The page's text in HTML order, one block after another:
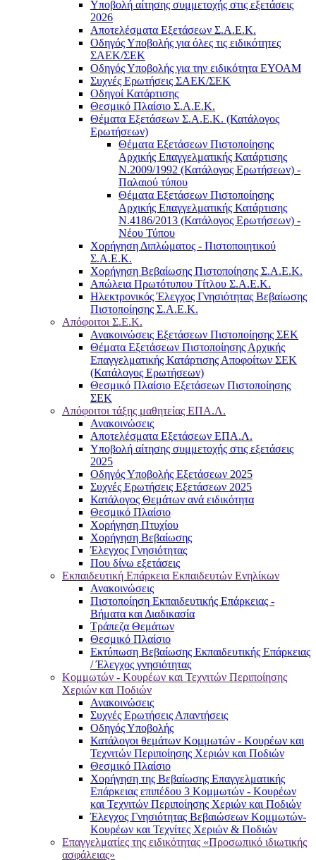
Υποβολή αίτησης συμμετοχής στις εξετάσεις
2026
Αποτελέσματα Εξετάσεων Σ.Α.Ε.Κ.
Οδηγός Υποβολής για όλες τις ειδικότητες
ΣΑΕΚ/ΣΕΚ
Οδηγός Υποβολής για την ειδικότητα ΕΥΟΑΜ
Συχνές Ερωτήσεις ΣΑΕΚ/ΣΕΚ
Οδηγοί Κατάρτισης
Θεσμικό Πλαίσιο Σ.Α.Ε.Κ.
Θέματα Εξετάσεων Σ.Α.Ε.Κ. (Κατάλογος
Ερωτήσεων)
Θέματα Εξετάσεων Πιστοποίησης
Αρχικής Επαγγελματικής Κατάρτισης
Ν.2009/1992 (Κατάλογος Ερωτήσεων) -
Παλαιού τύπου
Θέματα Εξετάσεων Πιστοποίησης
Αρχικής Επαγγελματικής Κατάρτισης
Ν.4186/2013 (Κατάλογος Ερωτήσεων) -
Νέου Τύπου
Χορήγηση Διπλώματος - Πιστοποιητικού
Σ.Α.Ε.Κ.
Χορήγηση Βεβαίωσης Πιστοποίησης Σ.Α.Ε.Κ.
Απώλεια Πρωτότυπου Τίτλου Σ.Α.Ε.Κ.
Ηλεκτρονικός Έλεγχος Γνησιότητας Βεβαίωσης
Πιστοποίησης Σ.Α.Ε.Κ.
Απόφοιτοι Σ.Ε.Κ.
Ανακοινώσεις Εξετάσεων Πιστοποίησης ΣΕΚ
Θέματα Εξετάσεων Πιστοποίησης Αρχικής
Επαγγελματικής Κατάρτισης Αποφοίτων ΣΕΚ
(Κατάλογος Ερωτήσεων)
Θεσμικό Πλαίσιο Εξετάσεων Πιστοποίησης
ΣΕΚ
Απόφοιτοι τάξης μαθητείας ΕΠΑ.Λ.
Ανακοινώσεις
Αποτελέσματα Εξετάσεων ΕΠΑ.Λ.
Υποβολή αίτησης συμμετοχής στις εξετάσεις
2025
Οδηγός Υποβολής Εξετάσεων 2025
Συχνές Ερωτήσεις Εξετάσεων 2025
Κατάλογος Θεμάτων ανά ειδικότητα
Θεσμικό Πλαίσιο
Χορήγηση Πτυχίου
Χορήγηση Βεβαίωσης
Έλεγχος Γνησιότητας
Που δίνω εξετάσεις
Εκπαιδευτική Επάρκεια Εκπαιδευτών Ενηλίκων
Ανακοινώσεις
Πιστοποίηση Εκπαιδευτικής Επάρκειας -
Βήματα και Διαδικασία
Τράπεζα Θεμάτων
Θεσμικό Πλαίσιο
Εκτύπωση Βεβαίωσης Εκπαιδευτικής Επάρκειας
/ Έλεγχος γνησιότητας
Κομμωτών - Κουρέων και Τεχνιτών Περιποίησης
Χεριών και Ποδιών
Ανακοινώσεις
Συχνές Ερωτήσεις Απαντήσεις
Οδηγός Υποβολής
Κατάλογοι θεμάτων Κομμωτών - Κουρέων και
Τεχνιτών Περιποίησης Χεριών και Ποδιών
Θεσμικό Πλαίσιο
Χορήγηση της Βεβαίωσης Επαγγελματικής
Επάρκειας επιπέδου 3 Κομμωτών - Κουρέων
και Τεχνιτών Περιποίησης Χεριών και Ποδιών
Έλεγχος Γνησιότητας Βεβαιώσεων Κομμωτών-
Κουρέων και Τεχνίτες Χεριών & Ποδιών
Επαγγελματίες της ειδικότητας «Προσωπικό ιδιωτικής
ασφάλειας»